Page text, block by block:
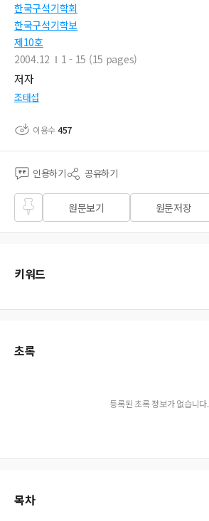
한국구석기학회
한국구석기학보
제10호
2004.12
1 - 15 (15 pages)
저자
조태섭
이용수457
인용하기 공유하기
즐겨
찾기
원문보기 원문저장
키워드
초록
등록된 초록 정보가 없습니다.
목차